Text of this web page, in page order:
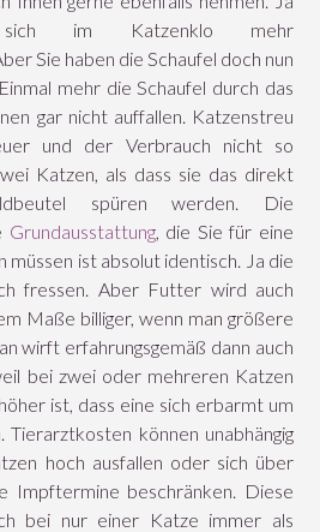
im Katzenklo mehr
Sie haben die Schaufel doch nun
mehr die Schaufel durch das
gar nicht auffallen. Katzenstreu
und der Verbrauch nicht so
Katzen, als dass sie das direkt
spüren werden. Die
Grundausstattung, die Sie für eine
müssen ist absolut identisch. Ja die
fressen. Aber Futter wird auch
Maße billiger, wenn man größere
wirft erfahrungsgemäß dann auch
bei zwei oder mehreren Katzen
ist, dass eine sich erbarmt um
Tierarztkosten können unabhängig
hoch ausfallen oder sich über
Impftermine beschränken. Diese
bei nur einer Katze immer als